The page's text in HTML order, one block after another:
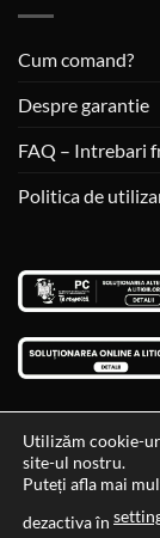
Cum comand?
Despre garantie
FAQ – Intrebari
Politica de
Data si ora
Utilizăm cookie-
site-ul nostru.
Puteți afla mai
dezactiva în